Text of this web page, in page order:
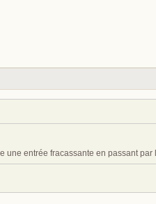
entrée fracassante en passant